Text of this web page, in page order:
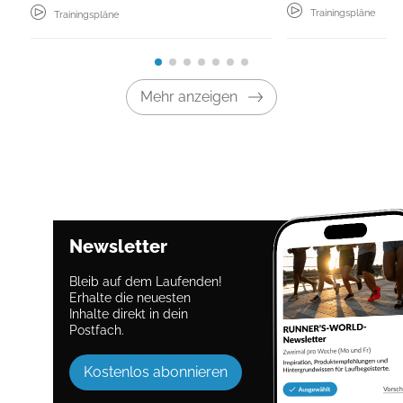
Trainingspläne Trainingspläne
Mehr anzeigen
Newsletter
Bleib auf dem Laufenden!
Erhalte die neuesten
Inhalte direkt in dein
Postfach.
Kostenlos abonnieren